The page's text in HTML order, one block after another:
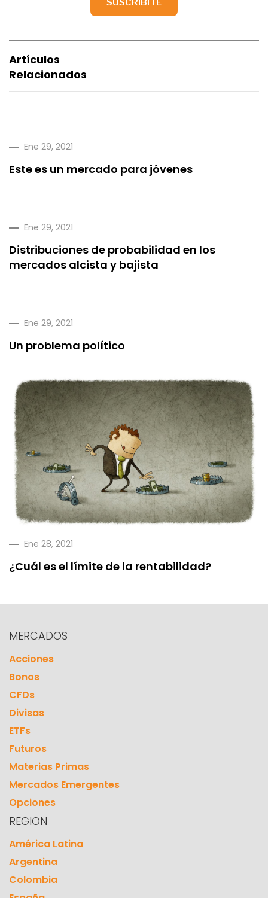
Artículos
Relacionados
Ene 29, 2021
Este es un mercado para jóvenes
Ene 29, 2021
Distribuciones de probabilidad en los
mercados alcista y bajista
Ene 29, 2021
Un problema político
Ene 28, 2021
¿Cuál es el límite de la rentabilidad?
MERCADOS
Acciones
Bonos
CFDs
Divisas
ETFs
Futuros
Materias Primas
Mercados Emergentes
Opciones
REGION
América Latina
Argentina
Colombia